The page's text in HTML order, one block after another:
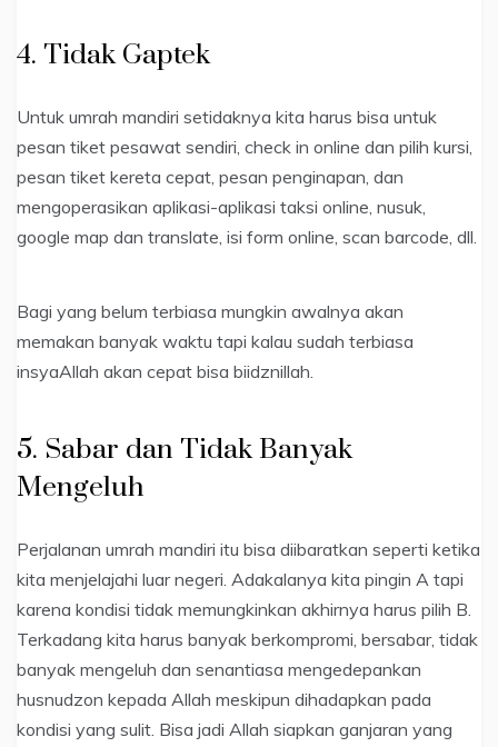
4. Tidak Gaptek
Untuk umrah mandiri setidaknya kita harus bisa untuk
pesan tiket pesawat sendiri, check in online dan pilih kursi,
pesan tiket kereta cepat, pesan penginapan, dan
mengoperasikan aplikasi-aplikasi taksi online, nusuk,
google map dan translate, isi form online, scan barcode, dll.
Bagi yang belum terbiasa mungkin awalnya akan
memakan banyak waktu tapi kalau sudah terbiasa
insyaAllah akan cepat bisa biidznillah.
5. Sabar dan Tidak Banyak
Mengeluh
Perjalanan umrah mandiri itu bisa diibaratkan seperti ketika
kita menjelajahi luar negeri. Adakalanya kita pingin A tapi
karena kondisi tidak memungkinkan akhirnya harus pilih B.
Terkadang kita harus banyak berkompromi, bersabar, tidak
banyak mengeluh dan senantiasa mengedepankan
husnudzon kepada Allah meskipun dihadapkan pada
kondisi yang sulit. Bisa jadi Allah siapkan ganjaran yang